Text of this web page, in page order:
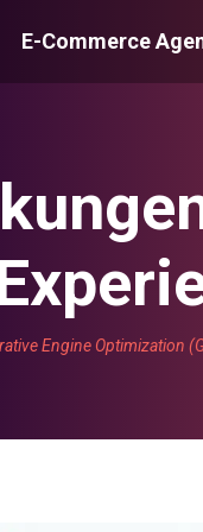
E-Commerce
sich hier:
Engine Optimization